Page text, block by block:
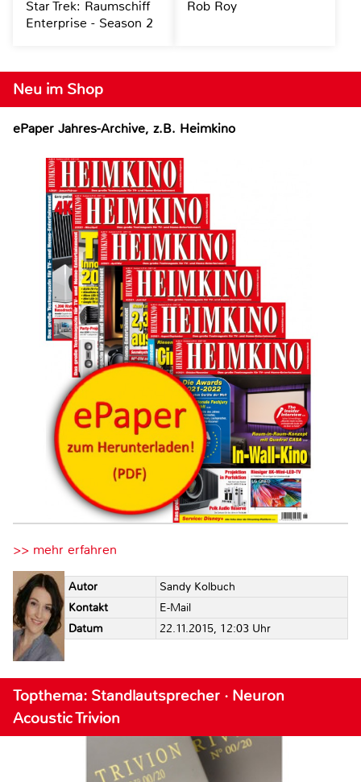
Neu im Shop
ePaper Jahres-Archive, z.B. Heimkino
>> mehr erfahren
Autor
Sandy Kolbuch
Kontakt
E-Mail
Datum
22.11.2015, 12:03 Uhr
Topthema: Standlautsprecher · Neuron
Acoustic Trivion
Star Trek: Raumschiff
Enterprise - Season 2
Rob Roy